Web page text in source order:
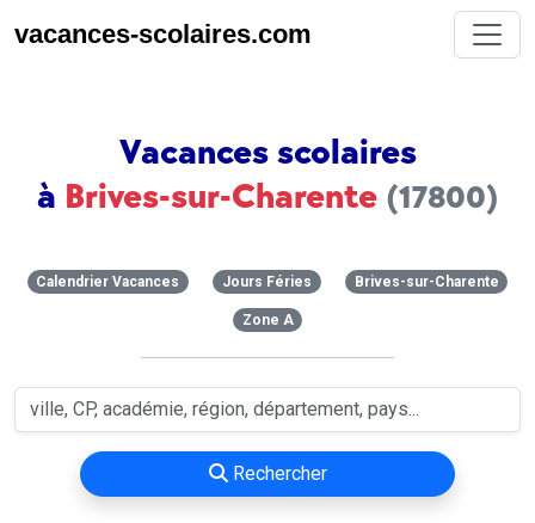
vacances-scolaires.com
Vacances scolaires
à Brives-sur-Charente (17800)
Calendrier Vacances Jours Féries Brives-sur-Charente
Zone A
Rechercher